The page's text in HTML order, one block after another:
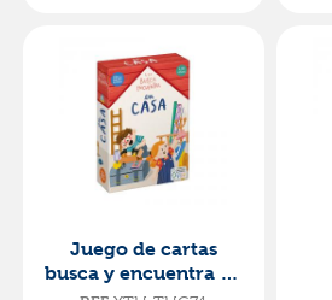
Juego de cartas
busca y encuentra en